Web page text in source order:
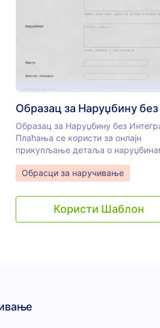
Карата :
Образац за Наруџбину без
Плаћања се користи за онлајн
прикупљање детаља о
Go to Category:
Обрасци за наручивање
Користи Шаблон